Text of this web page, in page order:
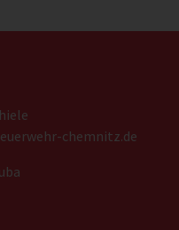
chemnitz.de